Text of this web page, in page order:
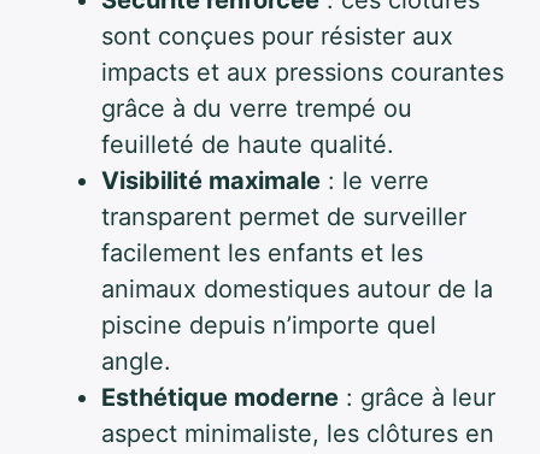
sont conçues pour résister aux
impacts et aux pressions courantes
grâce à du verre trempé ou
feuilleté de haute qualité.
Visibilité maximale : le verre
transparent permet de surveiller
facilement les enfants et les
animaux domestiques autour de la
piscine depuis n’importe quel
angle.
Esthétique moderne : grâce à leur
aspect minimaliste, les clôtures en